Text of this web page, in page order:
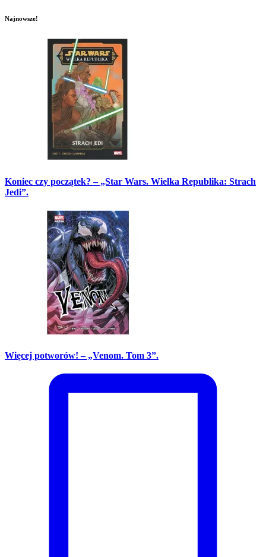
Najnowsze!
Koniec czy początek? – „Star Wars. Wielka Republika: Strach
Jedi”.
Więcej potworów! – „Venom. Tom 3”.